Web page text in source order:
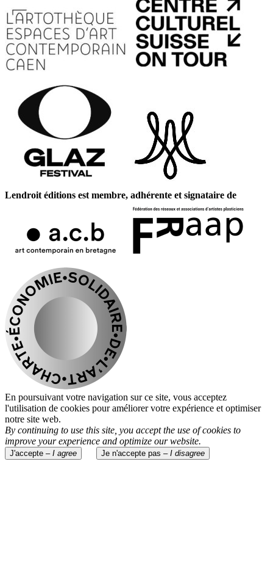
Lendroit éditions est membre, adhérente et signataire de
En poursuivant votre navigation sur ce site, vous acceptez
l'utilisation de cookies pour améliorer votre expérience et optimiser
notre site web.
By continuing to use this site, you accept the use of cookies to
improve your experience and optimize our website.
J'accepte – I agree Je n'accepte pas – I disagree